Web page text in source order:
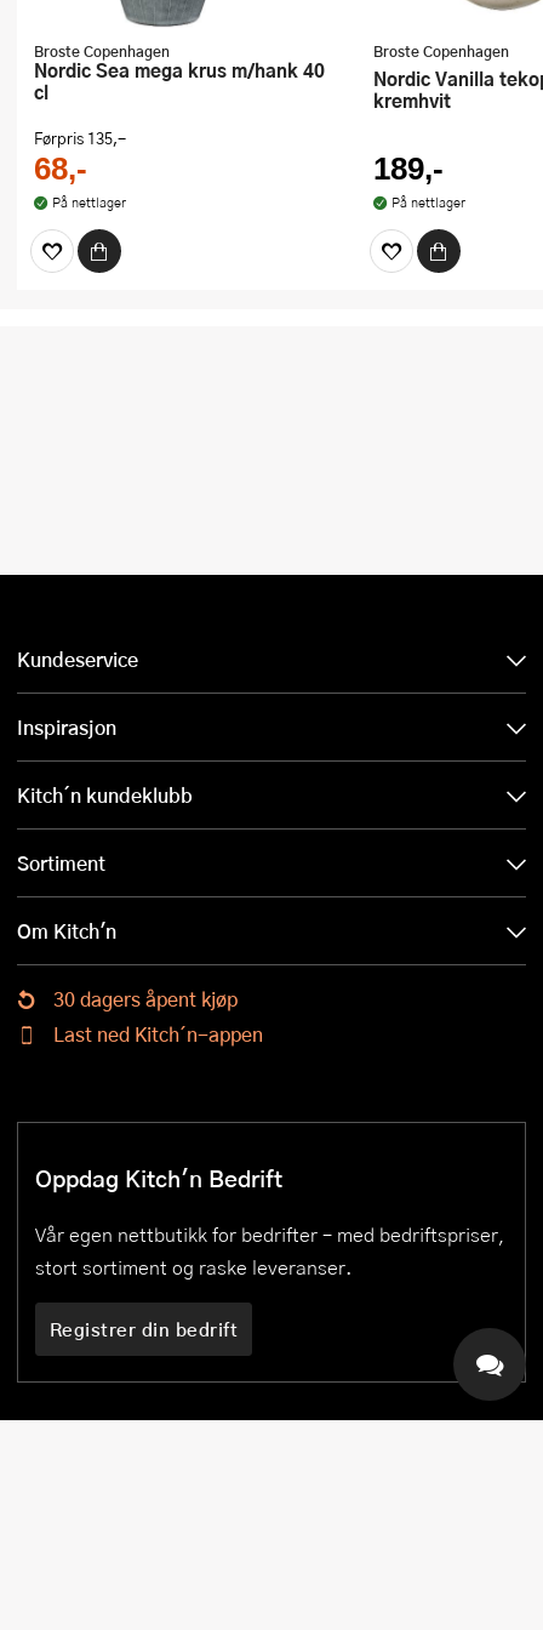
Broste Copenhagen
Nordic Sea mega krus m/hank 40
cl
Førpris 135,-
68,-
På nettlager
Broste Copenhagen
Nordic Vanilla tekopp m/hank 40 cl
kremhvit
189,-
På nettlager
Kundeservice
Inspirasjon
Kitch´n kundeklubb
Sortiment
Om Kitch'n
30 dagers åpent kjøp
Last ned Kitch´n-appen
Oppdag Kitch'n Bedrift
Vår egen nettbutikk for bedrifter – med bedriftspriser,
stort sortiment og raske leveranser.
Registrer din bedrift